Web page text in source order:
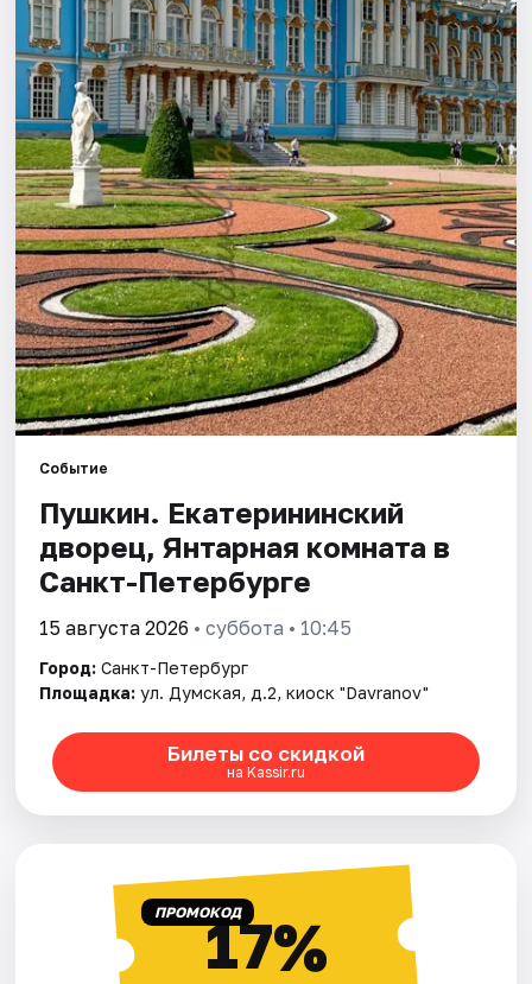
Города
Площадки
Артисты
Рейтинги
Событие
Пушкин. Екатерининский
дворец, Янтарная комната в
Санкт-Петербурге
15 августа 2026 • суббота • 10:45
Город: Санкт-Петербург
Площадка: ул. Думская, д.2, киоск "Davranov"
Билеты со скидкой
на Kassir.ru
ПРОМОКОД17%